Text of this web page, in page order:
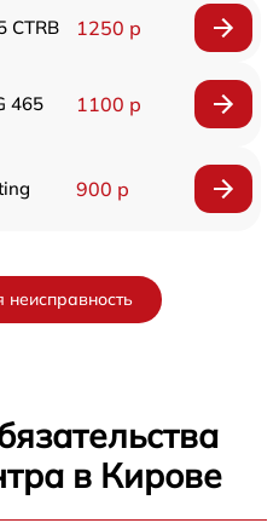
CTRB 1250 р
465
1100 р
900 р
неисправность
в Кирове